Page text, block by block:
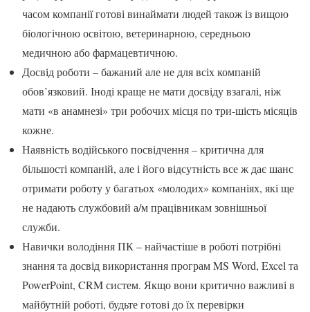
часом компанії готові винаймати людей також із вищою
біологічною освітою, ветеринарною, середньою
медичною або фармацевтичною.
Досвід роботи – бажаний але не для всіх компаній
обов’язковий. Іноді краще не мати досвіду взагалі, ніж
мати «в анамнезі» три робочих місця по три-шість місяців
кожне.
Наявність водійського посвідчення – критична для
більшості компаній, але і його відсутність все ж дає шанс
отримати роботу у багатьох «молодих» компаніях, які ще
не надають службовий а/м працівникам зовнішньої
служби.
Навички володіння ПК – найчастіше в роботі потрібні
знання та досвід використання програм MS Word, Excel та
PowerPoint, CRM систем. Якщо вони критично важливі в
майбутній роботі, будьте готові до їх перевірки